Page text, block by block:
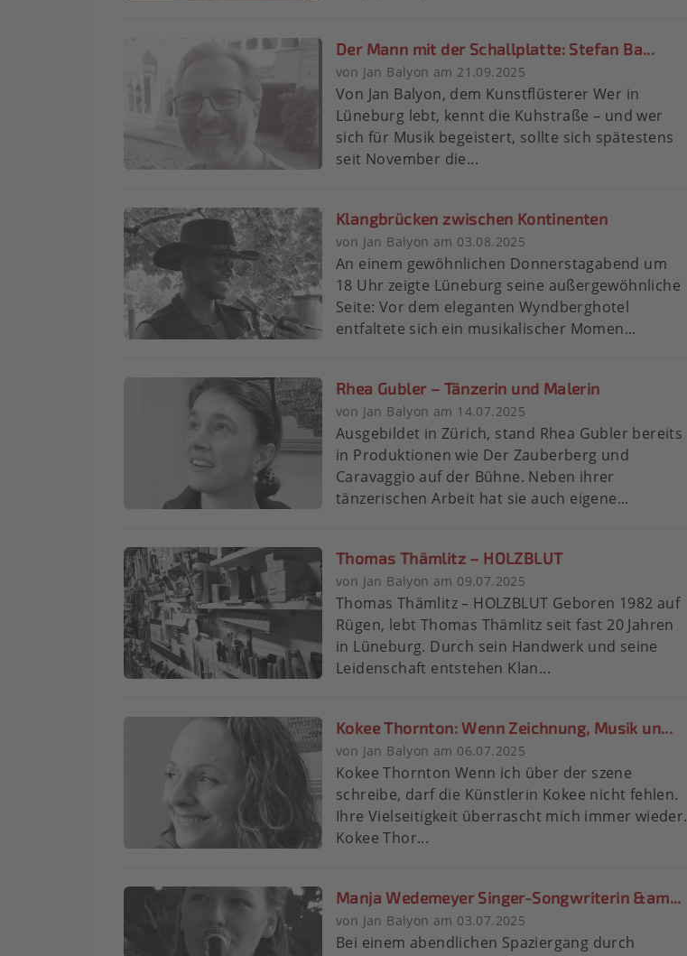
Der Mann mit der Schallplatte: Stefan Ba...
von Jan Balyon am 21.09.2025
Von Jan Balyon, dem Kunstflüsterer Wer in
Lüneburg lebt, kennt die Kuhstraße – und wer
sich für Musik begeistert, sollte sich spätestens
seit November die...
Klangbrücken zwischen Kontinenten
von Jan Balyon am 03.08.2025
An einem gewöhnlichen Donnerstagabend um
18 Uhr zeigte Lüneburg seine außergewöhnliche
Seite: Vor dem eleganten Wyndberghotel
entfaltete sich ein musikalischer Momen...
Rhea Gubler – Tänzerin und Malerin
von Jan Balyon am 14.07.2025
Ausgebildet in Zürich, stand Rhea Gubler bereits
in Produktionen wie Der Zauberberg und
Caravaggio auf der Bühne. Neben ihrer
tänzerischen Arbeit hat sie auch eigene...
Thomas Thämlitz – HOLZBLUT
von Jan Balyon am 09.07.2025
Thomas Thämlitz – HOLZBLUT Geboren 1982 auf
Rügen, lebt Thomas Thämlitz seit fast 20 Jahren
in Lüneburg. Durch sein Handwerk und seine
Leidenschaft entstehen Klan...
Kokee Thornton: Wenn Zeichnung, Musik un...
von Jan Balyon am 06.07.2025
Kokee Thornton Wenn ich über der szene
schreibe, darf die Künstlerin Kokee nicht fehlen.
Ihre Vielseitigkeit überrascht mich immer wieder.
Kokee Thor...
Manja Wedemeyer Singer-Songwriterin &am...
von Jan Balyon am 03.07.2025
Bei einem abendlichen Spaziergang durch